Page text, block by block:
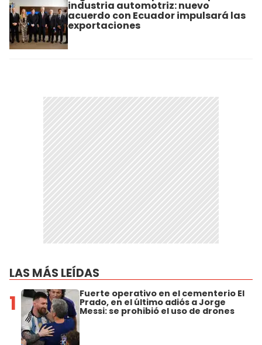
industria automotriz: nuevo
acuerdo con Ecuador impulsará las
exportaciones
LAS MÁS LEÍDAS
1 Fuerte operativo en el cementerio El
Prado, en el último adiós a Jorge
Messi: se prohibió el uso de drones